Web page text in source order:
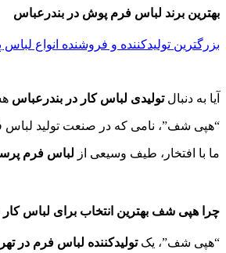
بهترین برند لباس فرم پوش در بندرعباس
بزرگترین تولیدکننده و فروشنده انواع
آیا به دنبالتولیدی لباس کار در بندرعباس
“هپی شف”، نامی که در صنعت تولید لباس
ما با افتخار، طیف وسیعی از لباس فرم
چرا هپی شف بهترین انتخاب برای لباس
“هپی شف”، یکتولیدکننده لباس فرم در